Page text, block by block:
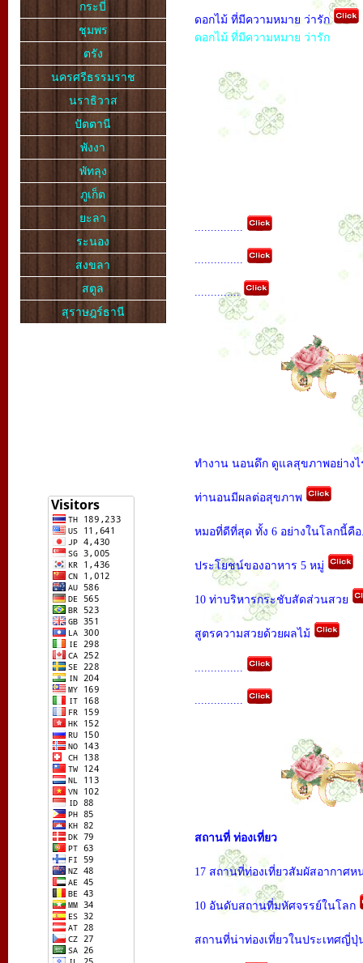
กระบี่
ชุมพร
ตรัง
นครศรีธรรมราช
นราธิวาส
ปัตตานี
พังงา
พัทลุง
ภูเก็ต
ยะลา
ระนอง
สงขลา
สตูล
สุราษฎร์ธานี
ดอกไม้ ที่มีความหมาย ว่ารัก
ดอกไม้ ที่มีความหมาย ว่ารัก
...............
...............
..............
ทำงาน นอนดึก ดูแลสุขภาพอย่างไ
ท่านอนมีผลต่อสุขภาพ
หมอที่ดีที่สุด ทั้ง 6 อย่างในโลกนี้
ประโยชน์ของอาหาร 5 หมู่
10 ท่าบริหารกระชับสัดส่วนสวย
สูตรความสวยด้วยผลไม้
...............
...............
สถานที่ ท่องเที่ยว
17 สถานที่ท่องเที่ยวสัมผัสอากาศ
10 อันดับสถานที่มหัศจรรย์ในโลก
สถานที่น่าท่องเที่ยวในประเทศญี่